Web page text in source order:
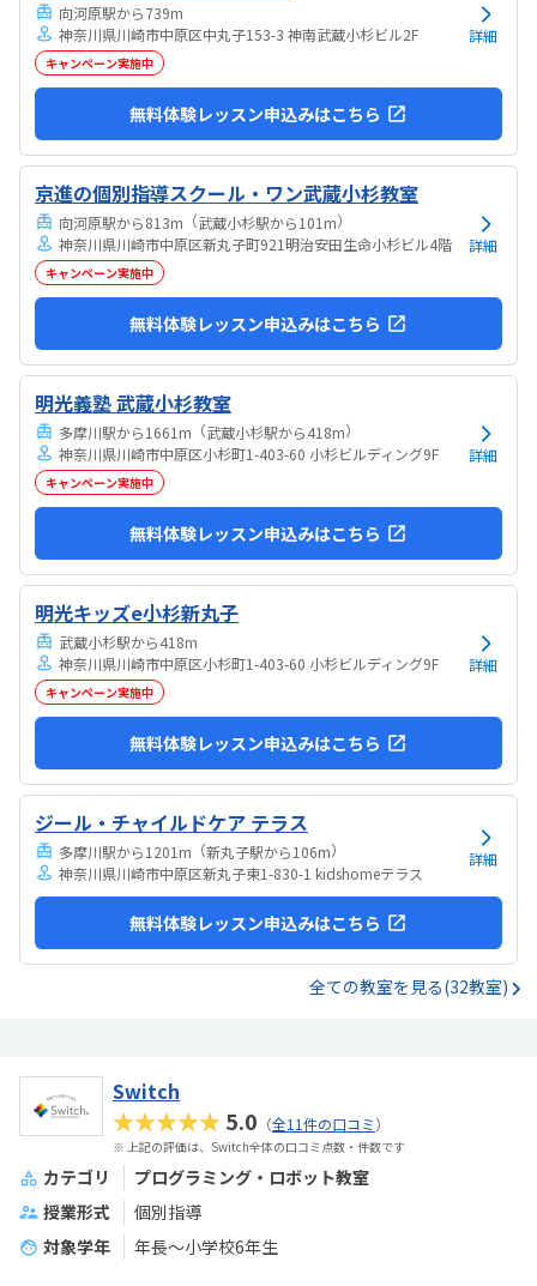
向河原駅から739m
神奈川県川崎市中原区中丸子153-3 神南武蔵小杉ビル2F
キャンペーン実施中
詳細
無料体験レッスン申込みはこちら
京進の個別指導スクール・ワン武蔵小杉教室
向河原駅から813m （武蔵小杉駅から101m）
神奈川県川崎市中原区新丸子町921明治安田生命小杉ビル4階
キャンペーン実施中
詳細
無料体験レッスン申込みはこちら
明光義塾 武蔵小杉教室
多摩川駅から1661m （武蔵小杉駅から418m）
神奈川県川崎市中原区小杉町1-403-60 小杉ビルディング9F
キャンペーン実施中
詳細
無料体験レッスン申込みはこちら
明光キッズe小杉新丸子
武蔵小杉駅から418m
神奈川県川崎市中原区小杉町1-403-60 小杉ビルディング9F
キャンペーン実施中
詳細
無料体験レッスン申込みはこちら
ジール・チャイルドケア テラス
多摩川駅から1201m （新丸子駅から106m）
神奈川県川崎市中原区新丸子東1-830-1 kidshomeテラス
詳細
無料体験レッスン申込みはこちら
全ての教室を見る(32教室)
Switch
★★★★★ 5.0 （全11件の口コミ）
※ 上記の評価は、Switch全体の口コミ点数・件数です
カテゴリ
プログラミング・ロボット教室
授業形式
個別指導
対象学年
年長～小学校6年生